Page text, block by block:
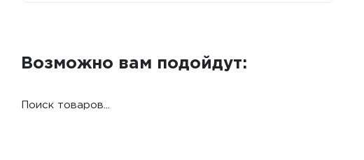
Возможно вам подойдут:
Поиск товаров...